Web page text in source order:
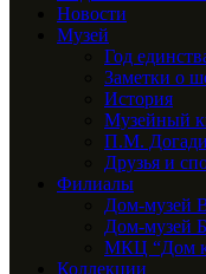
Новости
Музей
Год
Заметки о
История
Музейный
П.М.
Друзья и
Филиалы
Дом-музей
Дом-музей
МКЦ “Дом
Коллекции